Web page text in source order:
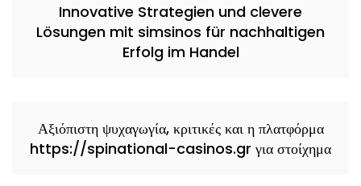
Innovative Strategien und clevere
Lösungen mit simsinos für nachhaltigen
Erfolg im Handel
Αξιόπιστη ψυχαγωγία, κριτικές και η πλατφόρμα
https://spinational-casinos.gr για στοίχημα